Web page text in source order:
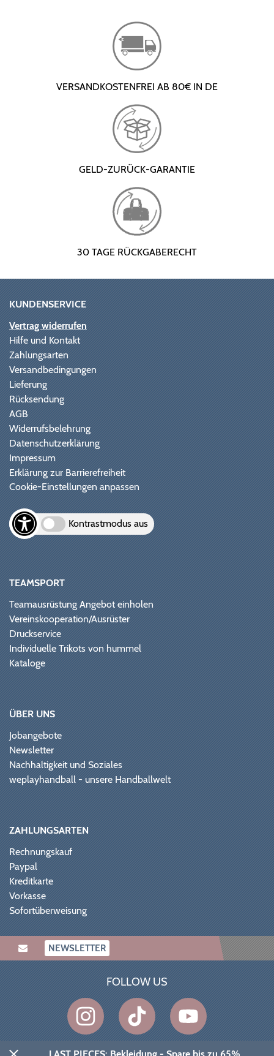
VERSANDKOSTENFREI AB 80€ IN DE
GELD-ZURÜCK-GARANTIE
30 TAGE RÜCKGABERECHT
KUNDENSERVICE
Vertrag widerrufen
Hilfe und Kontakt
Zahlungsarten
Versandbedingungen
Lieferung
Rücksendung
AGB
Widerrufsbelehrung
Datenschutzerklärung
Impressum
Erklärung zur Barrierefreiheit
Cookie-Einstellungen anpassen
Kontrastmodus aus
TEAMSPORT
Teamausrüstung Angebot einholen
Vereinskooperation/Ausrüster
Druckservice
Individuelle Trikots von hummel
Kataloge
ÜBER UNS
Jobangebote
Newsletter
Nachhaltigkeit und Soziales
weplayhandball - unsere Handballwelt
ZAHLUNGSARTEN
Rechnungskauf
Paypal
Kreditkarte
Vorkasse
Sofortüberweisung
NEWSLETTER
FOLLOW US
© 2026 Ballsportdirekt.de GmbH und Co. KG